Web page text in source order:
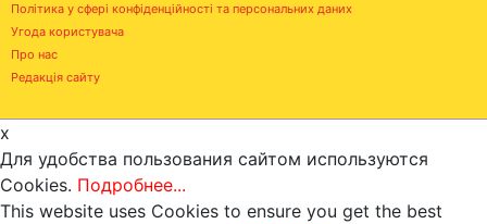
Політика у сфері конфіденційності та персональних даних
Угода користувача
Про нас
Редакція сайту
x
Для удобства пользования сайтом используются
Cookies. Подробнее...
This website uses Cookies to ensure you get the best